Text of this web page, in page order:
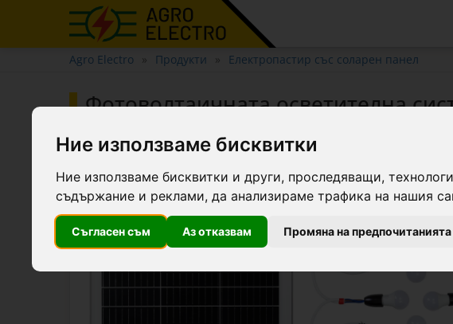
Ние използваме бисквитки
Ние използваме бисквитки и други, проследяващи,
съдържание и реклами, да анализираме трафика на нашия
Съгласен съм Аз отказвам Промяна на
Agro Electro Продукти Електропастир със соларен панел
Фотоволтаичната осветителна